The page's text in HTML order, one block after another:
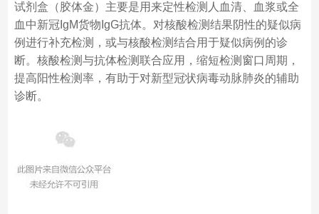
试剂盒（胶体金）主要是用来定性检测人血清、血浆或全
血中新冠IgM货物IgG抗体。对核酸检测结果阴性的疑似病
例进行补充检测，或与核酸检测结合用于疑似病例的诊
断。核酸检测与抗体检测联合应用，缩短检测窗口周期，
提高阳性检测率，有助于对新型冠状病毒动脉肺炎的辅助
诊断。